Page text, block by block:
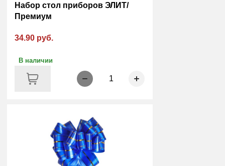
Набор стол приборов ЭЛИТ/
Премиум
34.90 руб.
В наличии
1